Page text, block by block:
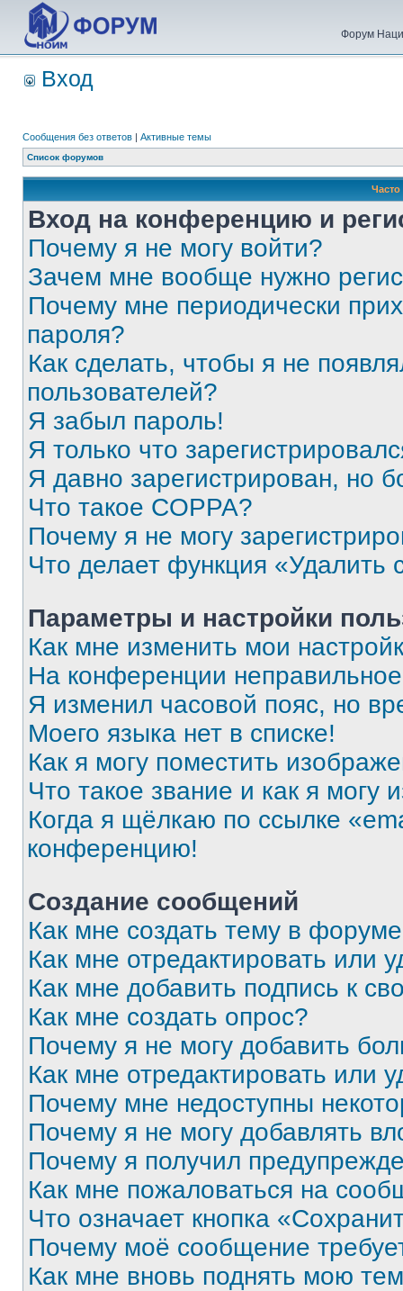
Форум
Вход
Сообщения без ответов | Активные темы
Список форумов
Вход на конференцию и
Почему я не могу войти?
Зачем мне вообще нужно
Почему мне периодически
пароля?
Как сделать, чтобы я не
пользователей?
Я забыл пароль!
Я только что
Я давно зарегистрирован, но
Что такое COPPA?
Почему я не могу
Что делает функция «Удалить
Параметры и настройки
Как мне изменить мои
На конференции
Я изменил часовой пояс, но
Моего языка нет в списке!
Как я могу поместить
Что такое звание и как я могу
Когда я щёлкаю по ссылке
конференцию!
Создание сообщений
Как мне создать тему в
Как мне отредактировать или
Как мне добавить подпись к
Как мне создать опрос?
Почему я не могу добавить
Как мне отредактировать или
Почему мне недоступны
Почему я не могу добавлять
Почему я получил
Как мне пожаловаться на
Что означает кнопка
Почему моё сообщение
Как мне вновь поднять мою